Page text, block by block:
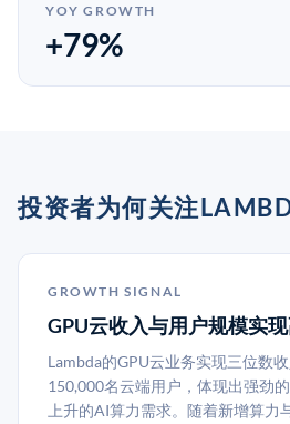
YOY GROWTH
+79%
投资者为何关注
GROWTH SIGNAL
GPU云收入与用户规模实
Lambda的GPU云业务实现三位数
150,000名云端用户，体现出强劲
上升的AI算力需求。随着新增算力